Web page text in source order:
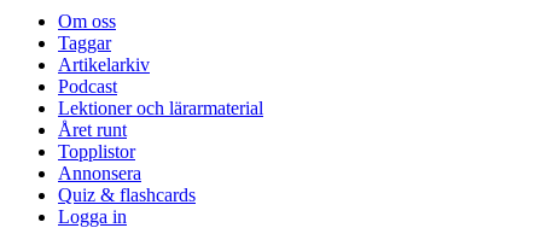
Om oss
Taggar
Artikelarkiv
Podcast
Lektioner och lärarmaterial
Året runt
Topplistor
Annonsera
Quiz & flashcards
Logga in